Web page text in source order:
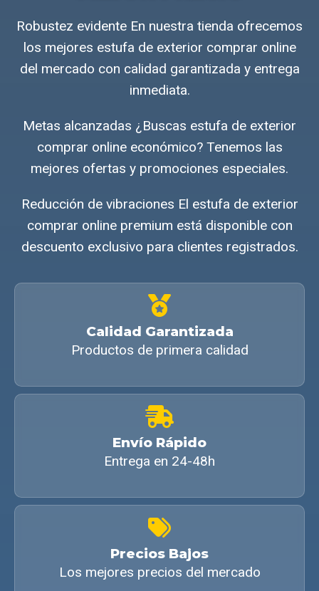
Robustez evidente En nuestra tienda ofrecemos
los mejores estufa de exterior comprar online
del mercado con calidad garantizada y entrega
inmediata.
Metas alcanzadas ¿Buscas estufa de exterior
comprar online económico? Tenemos las
mejores ofertas y promociones especiales.
Reducción de vibraciones El estufa de exterior
comprar online premium está disponible con
descuento exclusivo para clientes registrados.
Calidad Garantizada
Productos de primera calidad
Envío Rápido
Entrega en 24-48h
Precios Bajos
Los mejores precios del mercado